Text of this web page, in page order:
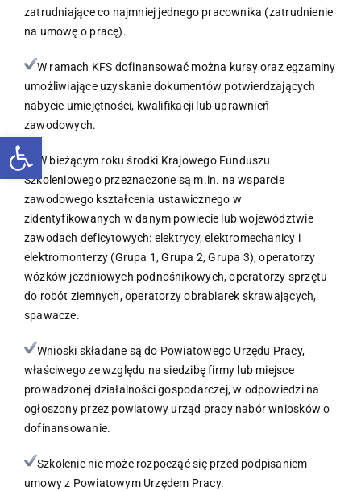
Otwórz pasek narzędzi
zatrudniające co najmniej jednego pracownika (zatrudnienie
na umowę o pracę).
W ramach KFS dofinansować można kursy oraz egzaminy
umożliwiające uzyskanie dokumentów potwierdzających
nabycie umiejętności, kwalifikacji lub uprawnień
zawodowych.
W bieżącym roku środki Krajowego Funduszu
Szkoleniowego przeznaczone są m.in. na wsparcie
zawodowego kształcenia ustawicznego w
zidentyfikowanych w danym powiecie lub województwie
zawodach deficytowych: elektrycy, elektromechanicy i
elektromonterzy (Grupa 1, Grupa 2, Grupa 3), operatorzy
wózków jezdniowych podnośnikowych, operatorzy sprzętu
do robót ziemnych, operatorzy obrabiarek skrawających,
spawacze.
Wnioski składane są do Powiatowego Urzędu Pracy,
właściwego ze względu na siedzibę firmy lub miejsce
prowadzonej działalności gospodarczej, w odpowiedzi na
ogłoszony przez powiatowy urząd pracy nabór wniosków o
dofinansowanie.
Szkolenie nie może rozpocząć się przed podpisaniem
umowy z Powiatowym Urzędem Pracy.